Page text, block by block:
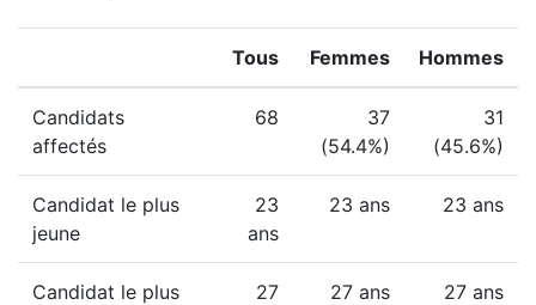
Tous Femmes Hommes
Candidats
affectés
68
37
(54.4%)
31
(45.6%)
Candidat le plus
jeune
23
ans
23 ans 23 ans
Candidat le plus
27
27 ans 27 ans